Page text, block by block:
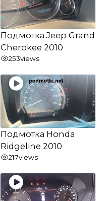
Подмотка Jeep Grand
Cherokee 2010
253views
Подмотка Honda
Ridgeline 2010
217views